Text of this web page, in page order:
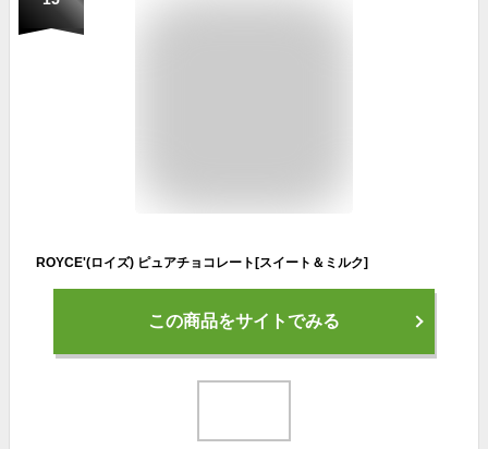
ROYCE'(ロイズ) ピュアチョコレート[スイート＆ミルク]
この商品をサイトでみる